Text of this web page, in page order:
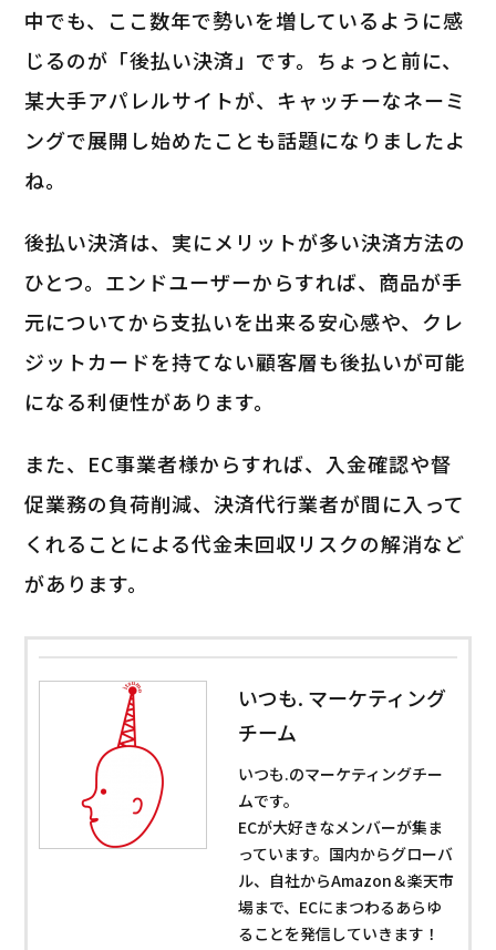
中でも、ここ数年で勢いを増しているように感
じるのが「後払い決済」です。ちょっと前に、
某大手アパレルサイトが、キャッチーなネーミ
ングで展開し始めたことも話題になりましたよ
ね。
後払い決済は、実にメリットが多い決済方法の
ひとつ。エンドユーザーからすれば、商品が手
元についてから支払いを出来る安心感や、クレ
ジットカードを持てない顧客層も後払いが可能
になる利便性があります。
また、EC事業者様からすれば、入金確認や督
促業務の負荷削減、決済代行業者が間に入って
くれることによる代金未回収リスクの解消など
があります。
いつも. マーケティング
チーム
いつも.のマーケティングチー
ムです。
ECが大好きなメンバーが集ま
っています。国内からグローバ
ル、自社からAmazon＆楽天市
場まで、ECにまつわるあらゆ
ることを発信していきます！